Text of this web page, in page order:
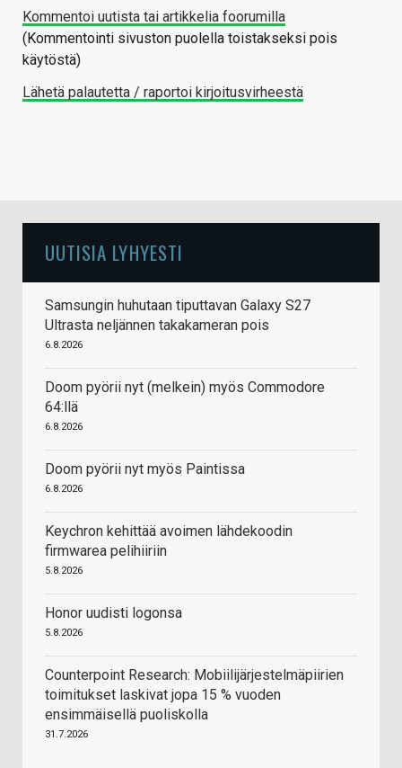
Kommentoi uutista tai artikkelia foorumilla
(Kommentointi sivuston puolella toistakseksi pois
käytöstä)
Lähetä palautetta / raportoi kirjoitusvirheestä
UUTISIA LYHYESTI
Samsungin huhutaan tiputtavan Galaxy S27
Ultrasta neljännen takakameran pois
6.8.2026
Doom pyörii nyt (melkein) myös Commodore
64:llä
6.8.2026
Doom pyörii nyt myös Paintissa
6.8.2026
Keychron kehittää avoimen lähdekoodin
firmwarea pelihiiriin
5.8.2026
Honor uudisti logonsa
5.8.2026
Counterpoint Research: Mobiilijärjestelmäpiirien
toimitukset laskivat jopa 15 % vuoden
ensimmäisellä puoliskolla
31.7.2026